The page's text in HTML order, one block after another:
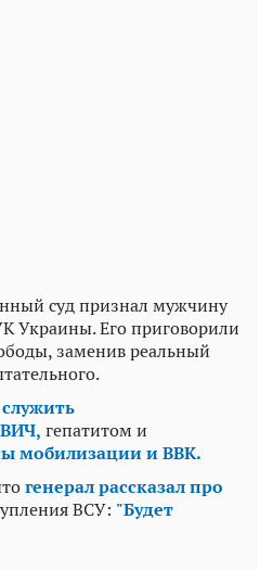
суд признал мужчину
Украины. Его приговорили
заменив реальный
служить
гепатитом и
мобилизации и ВВК.
генерал рассказал про
ВСУ: "Будет